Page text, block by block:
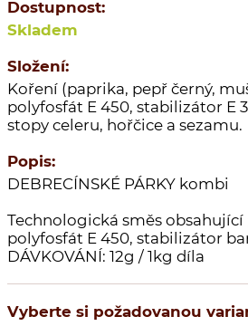
Dostupnost:
Skladem
Složení:
Koření (paprika, pepř černý,
polyfosfát E 450, stabilizátor E
stopy celeru, hořčice a sezamu.
Popis:
DEBRECÍNSKÉ PÁRKY kombi
Technologická směs
polyfosfát E 450, stabilizátor
DÁVKOVÁNÍ: 12g / 1kg díla
Vyberte si požadovanou